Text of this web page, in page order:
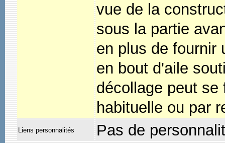
vue de la
sous la partie
en plus de fournir
en bout d'aile
décollage peut
habituelle ou par
Liens personnalités Pas de